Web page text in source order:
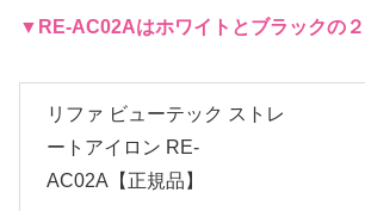
▼RE-AC02Aはホワイトとブラックの
リファ ビューテック ストレ
ートアイロン RE-
AC02A【正規品】